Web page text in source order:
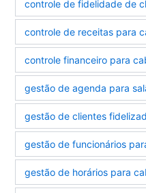
controle de fidelidade de
controle de receitas para
controle financeiro para
gestão de agenda para
gestão de clientes
gestão de funcionários
gestão de horários para